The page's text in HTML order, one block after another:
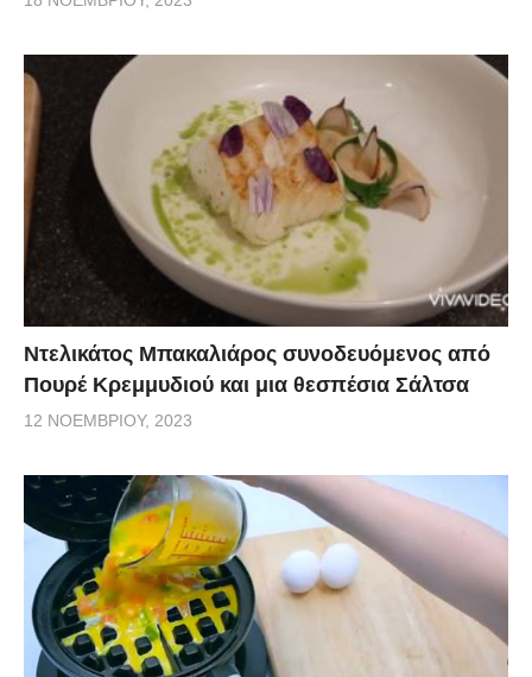
Ντελικάτος Μπακαλιάρος συνοδευόμενος από
Πουρέ Κρεμμυδιού και μια θεσπέσια Σάλτσα
12 ΝΟΕΜΒΡΊΟΥ, 2023